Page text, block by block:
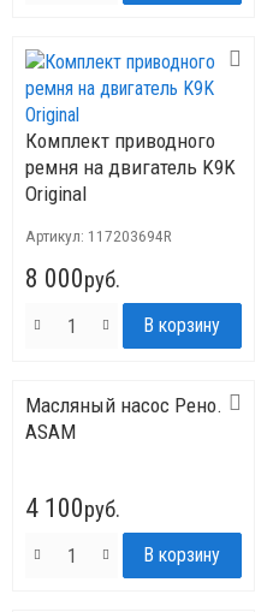
Комплект приводного
ремня на двигатель K9K
Original
Артикул: 117203694R
8 000руб.
Масляный насос Рено.
ASAM
4 100руб.